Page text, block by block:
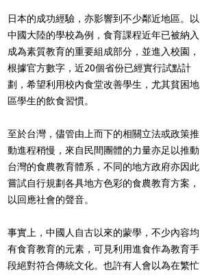
日本的成功經驗，亦影響到不少鄰近地區。以
中國大陸的學校為例，食育課程近年已被納入
成為素質教育的重要組成部分，並進入校園，
根據官方數字，近20個省份已經實行試點計
劃，希望利用校內食堂改善學生，尤其貧困地
區學生的飲食習慣。
至於台灣，儘管由上而下的相關立法或政策推
動進程稍慢，來自民間團體的力量亦足以推動
台灣的食農教育體系，不同的地方政府亦因此
嘗試自行規劃各具地方色彩的食農教育方案，
以回應社會的聲音。
事實上，中國人自古以來的蒙學，不少內容均
有食育教育的元素，可見利用進食作為教育手
段絕對符合傳統文化。也許有人會以為在繁忙